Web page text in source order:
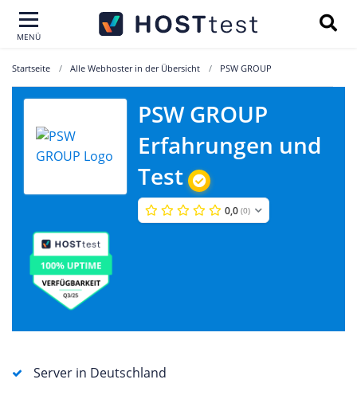
MENÜ
Startseite Alle Webhoster in der Übersicht PSW GROUP
PSW GROUP
Erfahrungen und
Test
0,0 (0)
Server in Deutschland